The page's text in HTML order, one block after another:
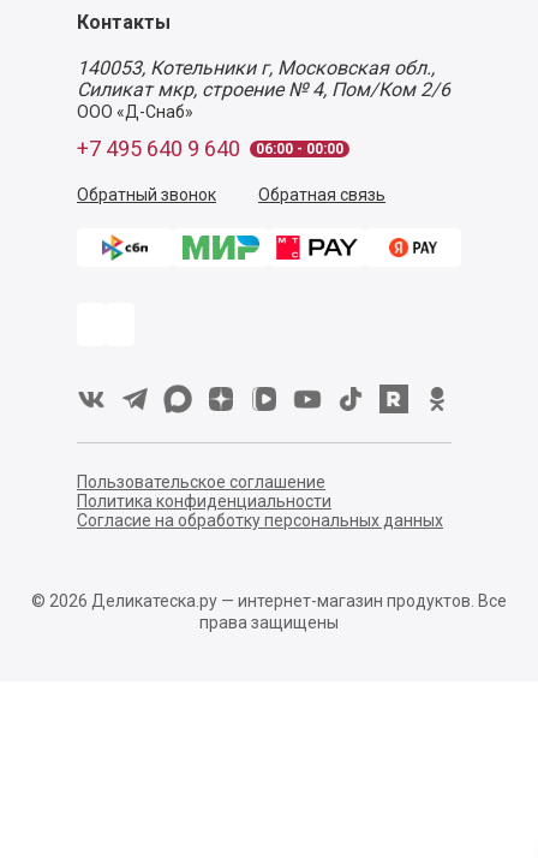
Контакты
140053, Котельники г, Московская обл.,
Силикат мкр, строение № 4, Пом/Ком 2/6
ООО «Д-Снаб»
+7 495 640 9 640 06:00 - 00:00
Обратный звонок Обратная связь
Пользовательское соглашение
Политика конфиденциальности
Согласие на обработку персональных данных
© 2026 Деликатеска.ру — интернет-магазин продуктов. Все
права защищены